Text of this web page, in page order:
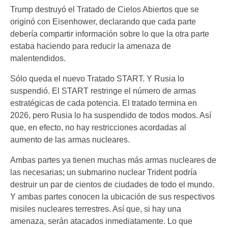
Trump destruyó el Tratado de Cielos Abiertos que se
originó con Eisenhower, declarando que cada parte
debería compartir información sobre lo que la otra parte
estaba haciendo para reducir la amenaza de
malentendidos.
Sólo queda el nuevo Tratado START. Y Rusia lo
suspendió. El START restringe el número de armas
estratégicas de cada potencia. El tratado termina en
2026, pero Rusia lo ha suspendido de todos modos. Así
que, en efecto, no hay restricciones acordadas al
aumento de las armas nucleares.
Ambas partes ya tienen muchas más armas nucleares de
las necesarias; un submarino nuclear Trident podría
destruir un par de cientos de ciudades de todo el mundo.
Y ambas partes conocen la ubicación de sus respectivos
misiles nucleares terrestres. Así que, si hay una
amenaza, serán atacados inmediatamente. Lo que